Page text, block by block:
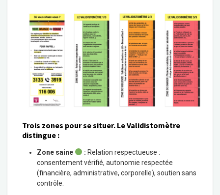
Trois zones pour se situer. Le Validistomètre
distingue :
Zone saine : Relation respectueuse :
consentement vérifié, autonomie respectée
(financière, administrative, corporelle), soutien sans
contrôle.